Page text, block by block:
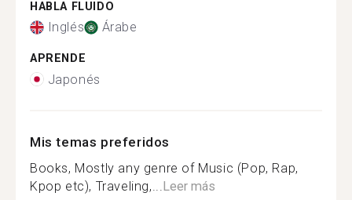
HABLA FLUIDO
Inglés Árabe
APRENDE
Japonés
Mis temas preferidos
Books, Mostly any genre of Music (Pop, Rap,
Kpop etc), Traveling,... Leer más